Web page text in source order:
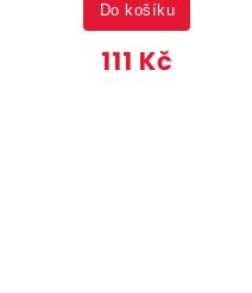
111 Kč
Do košíku